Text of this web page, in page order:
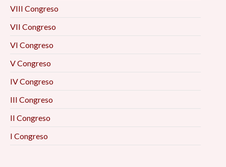
VIII Congreso
VII Congreso
VI Congreso
V Congreso
IV Congreso
III Congreso
II Congreso
I Congreso